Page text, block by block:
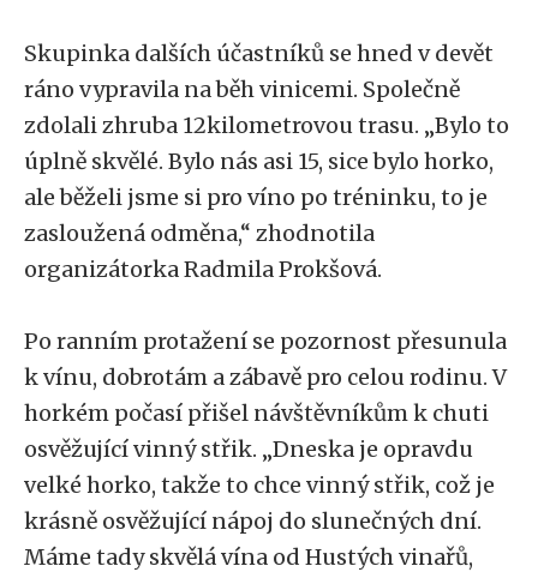
Skupinka dalších účastníků se hned v devět
ráno vypravila na běh vinicemi. Společně
zdolali zhruba 12kilometrovou trasu. „Bylo to
úplně skvělé. Bylo nás asi 15, sice bylo horko,
ale běželi jsme si pro víno po tréninku, to je
zasloužená odměna,“ zhodnotila
organizátorka Radmila Prokšová.
Po ranním protažení se pozornost přesunula
k vínu, dobrotám a zábavě pro celou rodinu. V
horkém počasí přišel návštěvníkům k chuti
osvěžující vinný střik. „Dneska je opravdu
velké horko, takže to chce vinný střik, což je
krásně osvěžující nápoj do slunečných dní.
Máme tady skvělá vína od Hustých vinařů,